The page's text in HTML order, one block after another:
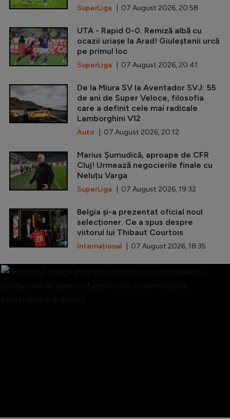
SuperLiga | 07 August 2026, 20:58
UTA - Rapid 0-0. Remiză albă cu
ocazii uriașe la Arad! Giuleștenii urcă
pe primul loc
SuperLiga | 07 August 2026, 20:41
De la Miura SV la Aventador SVJ: 55
de ani de Super Veloce, filosofia
care a definit cele mai radicale
Lamborghini V12
Auto | 07 August 2026, 20:12
Marius Șumudică, aproape de CFR
Cluj! Urmează negocierile finale cu
Neluțu Varga
SuperLiga | 07 August 2026, 19:32
Belgia și-a prezentat oficial noul
selecționer. Ce a spus despre
viitorul lui Thibaut Courtois
Internațional | 07 August 2026, 18:35